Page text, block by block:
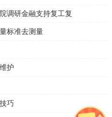
调研金融支持复工复
标准去测量
护
巧